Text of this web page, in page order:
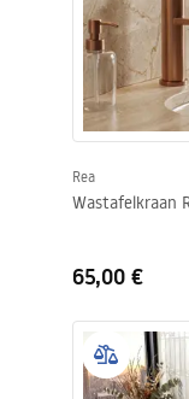
Rea
Wastafelkraan
65,00 €